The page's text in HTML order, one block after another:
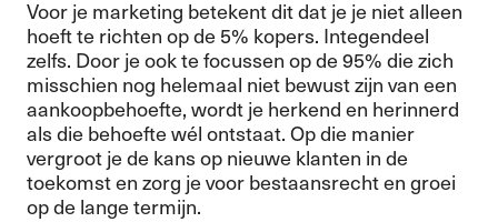
Voor je marketing betekent dit dat je je niet alleen
hoeft te richten op de 5% kopers. Integendeel
zelfs. Door je ook te focussen op de 95% die zich
misschien nog helemaal niet bewust zijn van een
aankoopbehoefte, wordt je herkend en herinnerd
als die behoefte wél ontstaat. Op die manier
vergroot je de kans op nieuwe klanten in de
toekomst en zorg je voor bestaansrecht en groei
op de lange termijn.